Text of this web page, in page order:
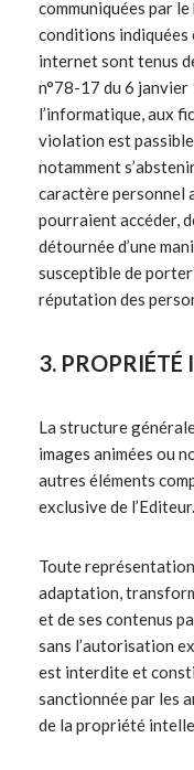
communiquées par
conditions indiquées
internet sont tenus
n°78-17 du 6
l’informatique, aux
violation est
notamment
caractère personnel
pourraient accéder,
détournée d’une
susceptible de
réputation des
3. PROPRIÉTÉ
La structure
images animées ou
autres éléments
exclusive de l’Editeur.
Toute
adaptation,
et de ses contenus
sans l’autorisation
est interdite et
sanctionnée par les
de la propriété